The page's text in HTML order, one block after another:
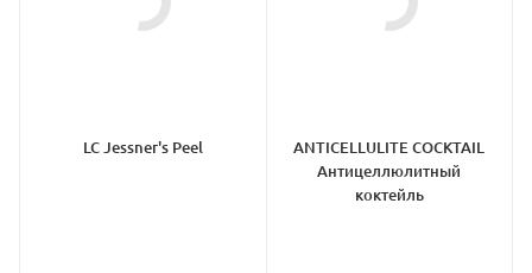
LC Jessner's Peel
ANTICELLULITE COCKTAIL
Антицеллюлитный
коктейль